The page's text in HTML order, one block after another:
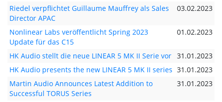
Riedel verpflichtet Guillaume Mauffrey als Sales
Director APAC
03.02.2023
Nonlinear Labs veröffentlicht Spring 2023
Update für das C15
01.02.2023
HK Audio stellt die neue LINEAR 5 MK II Serie vor 31.01.2023
HK Audio presents the new LINEAR 5 MK II series 31.01.2023
Martin Audio Announces Latest Addition to
Successful TORUS Series
31.01.2023